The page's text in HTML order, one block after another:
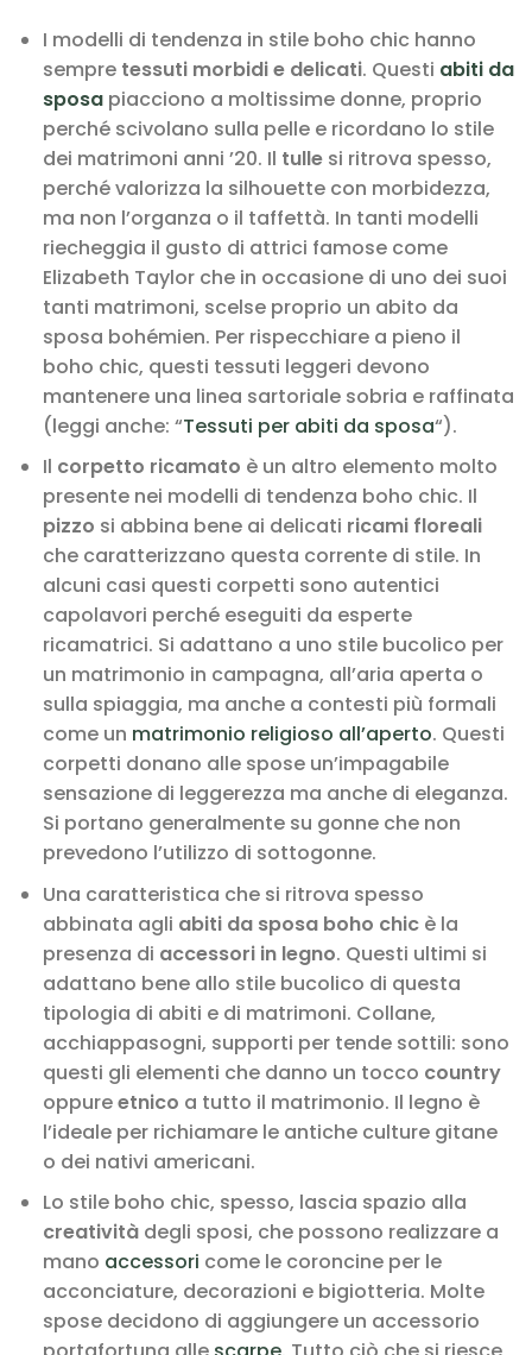
I modelli di tendenza in stile boho chic hanno
sempre tessuti morbidi e delicati. Questi abiti da
sposapiacciono a moltissime donne, proprio
perché scivolano sulla pelle e ricordano lo stile
dei matrimoni anni ’20. Il tullesi ritrova spesso,
perché valorizza la silhouette con morbidezza,
ma non l’organza o il taffettà. In tanti modelli
riecheggia il gusto di attrici famose come
Elizabeth Taylor che in occasione di uno dei suoi
tanti matrimoni, scelse proprio un abito da
sposa bohémien. Per rispecchiare a pieno il
boho chic, questi tessuti leggeri devono
mantenere una linea sartoriale sobria e raffinata
(leggi anche: “Tessuti per abiti da sposa“).
Il corpetto ricamato è un altro elemento molto
presente nei modelli di tendenza boho chic. Il
pizzo si abbina bene ai delicati ricami floreali
che caratterizzano questa corrente di stile. In
alcuni casi questi corpetti sono autentici
capolavori perché eseguiti da esperte
ricamatrici. Si adattano a uno stile bucolico per
un matrimonio in campagna, all’aria aperta o
sulla spiaggia, ma anche a contesti più formali
come un matrimonio religioso all’aperto. Questi
corpetti donano alle spose un’impagabile
sensazione di leggerezza ma anche di eleganza.
Si portano generalmente su gonne che non
prevedono l’utilizzo di sottogonne.
Una caratteristica che si ritrova spesso
abbinata agli abiti da sposa boho chicè la
presenza di accessori in legno. Questi ultimi si
adattano bene allo stile bucolico di questa
tipologia di abiti e di matrimoni. Collane,
acchiappasogni, supporti per tende sottili: sono
questi gli elementi che danno un tocco country
oppureetnico a tutto il matrimonio. Il legno è
l’ideale per richiamare le antiche culture gitane
o dei nativi americani.
Lo stile boho chic, spesso, lascia spazio alla
creativitàdegli sposi, che possono realizzare a
mano accessori come le coroncine per le
acconciature, decorazioni e bigiotteria. Molte
spose decidono di aggiungere un accessorio